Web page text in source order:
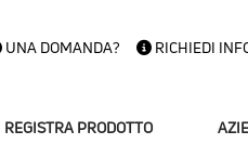
UNA DOMANDA? RICHIEDI
REGISTRA PRODOTTO